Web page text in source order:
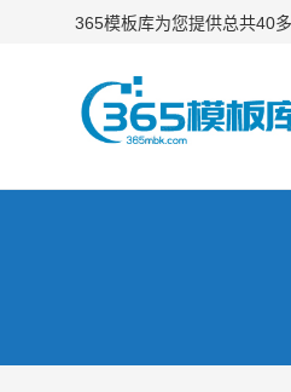
365模板库为您提供总共40